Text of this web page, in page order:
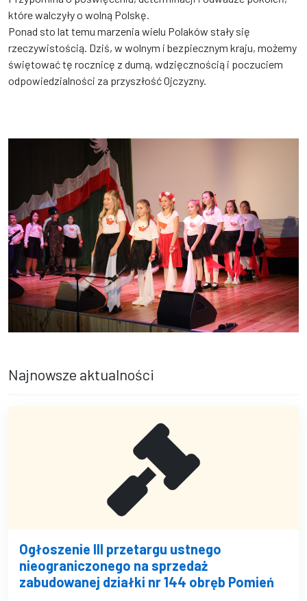
które walczyły o wolną Polskę.
Ponad sto lat temu marzenia wielu Polaków stały się
rzeczywistością. Dziś, w wolnym i bezpiecznym kraju, możemy
świętować tę rocznicę z dumą, wdzięcznością i poczuciem
odpowiedzialności za przyszłość Ojczyzny.
Najnowsze aktualności
Ogłoszenie III przetargu ustnego
nieograniczonego na sprzedaż
zabudowanej działki nr 144 obręb Pomień